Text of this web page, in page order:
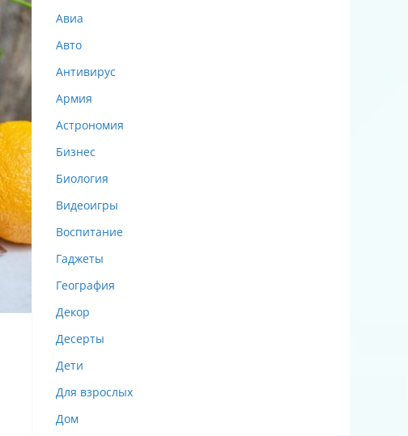
Авиа
Авто
Антивирус
Армия
Астрономия
Бизнес
Биология
Видеоигры
Воспитание
Гаджеты
География
Декор
Десерты
Дети
Для взрослых
Дом